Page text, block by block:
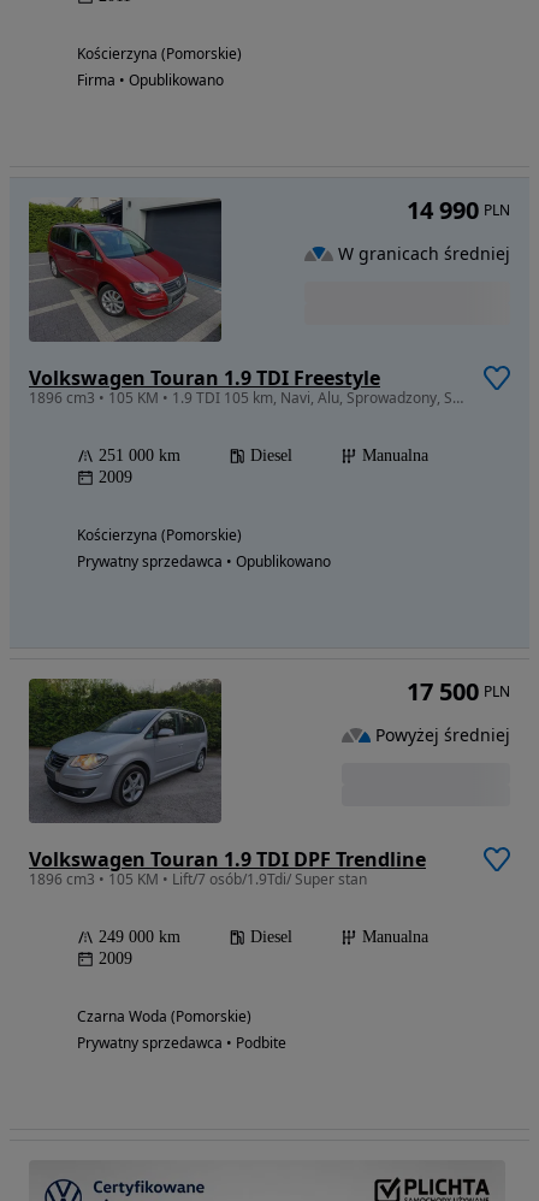
Kościerzyna (Pomorskie)
Firma • Opublikowano
Volkswagen Touran 1.9 TDI Freestyle
1896 cm3 • 105 KM • 1.9 TDI 105 km, Navi, Alu, Sprowadzony, Stan BDB.
251 000 km Diesel
Manualna
2009
Kościerzyna (Pomorskie)
Prywatny sprzedawca • Opublikowano
14 990 PLN
W granicach średniej
Volkswagen Touran 1.9 TDI DPF Trendline
1896 cm3 • 105 KM • Lift/7 osób/1.9Tdi/ Super stan
249 000 km Diesel
Manualna
2009
Czarna Woda (Pomorskie)
Prywatny sprzedawca • Podbite
17 500 PLN
Powyżej średniej